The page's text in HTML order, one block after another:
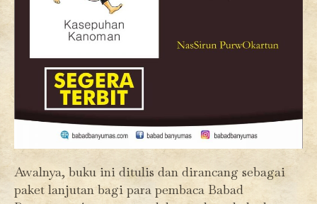
Awalnya, buku ini ditulis dan dirancang sebagai
paket lanjutan bagi para pembaca Babad